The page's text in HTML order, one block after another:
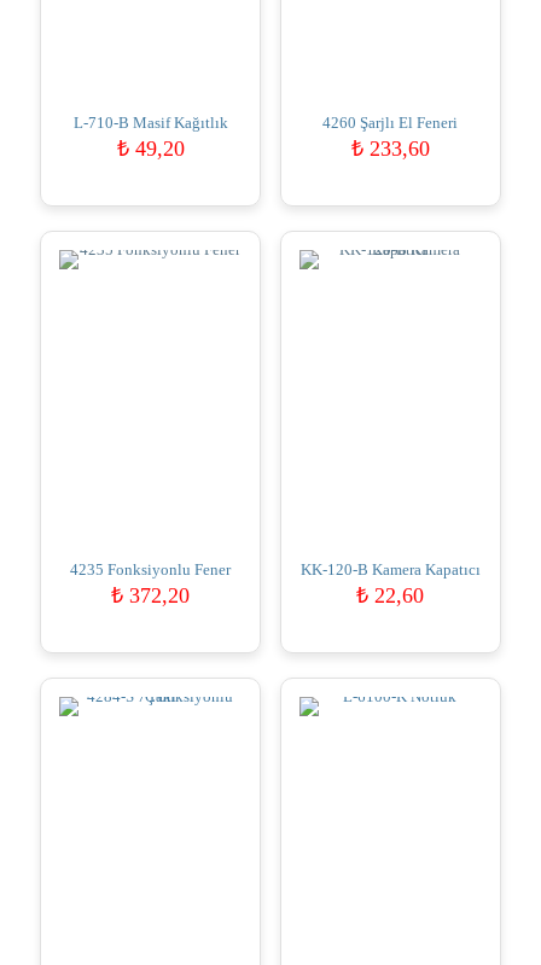
L-710-B Masif Kağıtlık
₺49,20
4260 Şarjlı El Feneri
₺233,60
4235 Fonksiyonlu Fener
₺ 372,20
KK-120-B Kamera Kapatıcı
₺ 22,60